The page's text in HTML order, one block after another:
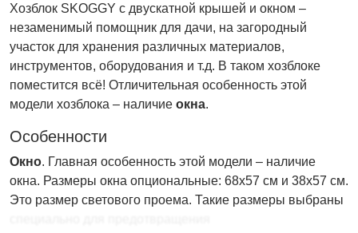
Хозблок SKOGGY с двускатной крышей и окном –
незаменимый помощник для дачи, на загородный
участок для хранения различных материалов,
инструментов, оборудования и т.д. В таком хозблоке
поместится всё! Отличительная особенность этой
модели хозблока – наличие окна.
Особенности
Окно. Главная особенность этой модели – наличие
окна. Размеры окна опциональные: 68х57 см и 38х57 см.
Это размер светового проема. Такие размеры выбраны